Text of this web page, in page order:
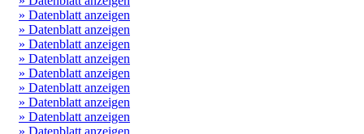
» Datenblatt anzeigen
» Datenblatt anzeigen
» Datenblatt anzeigen
» Datenblatt anzeigen
» Datenblatt anzeigen
» Datenblatt anzeigen
» Datenblatt anzeigen
» Datenblatt anzeigen
» Datenblatt anzeigen